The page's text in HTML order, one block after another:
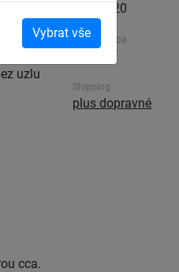
Vybrat vše
uzlu
cca.
215N-120
Dodací doba.
5-10 dní
Shipping
plus dopravné